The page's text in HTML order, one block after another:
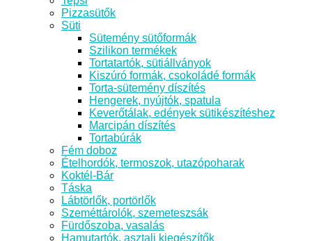
Pizzasütők
Süti
Sütemény sütőformák
Szilikon termékek
Tortatartók, sütiállványok
Kiszúró formák, csokoládé formák
Torta-sütemény díszítés
Hengerek, nyújtók, spatula
Keverőtálak, edények sütikészítéshez
Marcipán díszítés
Tortabúrák
Fém doboz
Ételhordók, termoszok, utazópoharak
Koktél-Bár
Táska
Lábtörlők, portörlők
Szeméttárolók, szemeteszsák
Fürdőszoba, vasalás
Hamutartók, asztali kiegészítők